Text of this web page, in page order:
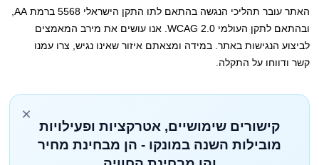
ובהתאם לתקן העולמי WCAG 2.0. אנו עושים את מירב המאמצים
לביצוע הנגישות באתר. במידה ומצאתם איזור שאינו נגיש, צרו עמנו
קשר ודווחו על התקלה.
×
קישורים שימושיים, אטרקציות ופעילויות
מובילות השנה במונקו - הן מבחינת מחיר